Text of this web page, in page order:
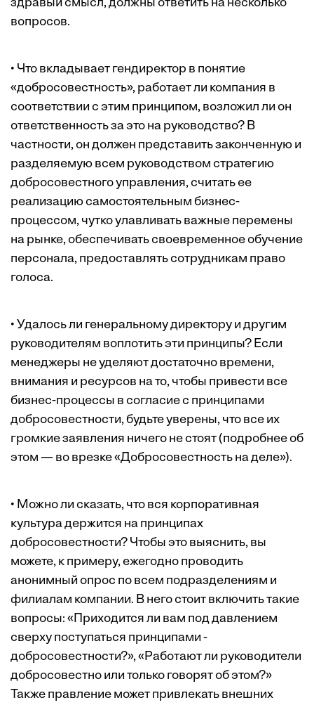
здравый смысл, должны ответить на несколько
вопросов.
• Что вкладывает гендиректор в понятие
«добросовестность», работает ли компания в
соответ­ствии с этим принципом, возложил ли он
ответственность за это на руководство? В
частности, он должен представить законченную и
разделяемую всем руководст­вом стратегию
добросовестного управления, считать ее
реализацию самостоятельным бизнес-
процессом, чутко улавливать важные перемены
на рынке, обеспечивать своевременное обучение
персонала, предоставлять сотрудникам право
голоса.
• Удалось ли генеральному директору и другим
руководителям воплотить эти принципы? Если
менеджеры не уделяют достаточно времени,
внимания и ресурсов на то, чтобы привести все
бизнес-процессы в согласие с принципами
добросовестности, будьте уверены, что все их
громкие заявления ничего не стоят (подробнее об
этом — во врезке «Добросовестность на деле»).
• Можно ли сказать, что вся корпоративная
культура держится на принципах
добросовестности? Чтобы это выяснить, вы
можете, к примеру, ежегодно проводить
анонимный опрос по всем подразделениям и
филиалам компании. В него стоит включить такие
вопросы: «Приходится ли вам под ­давлением
сверху поступаться принципами ­
добросовестности?», «Работают ли руководители
добросовестно или только говорят об этом?»
Также правление может привлекать внешних